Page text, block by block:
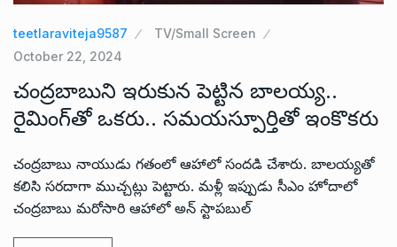
teetlaraviteja9587
TV/Small Screen
October 22, 2024
చంద్రబాబుని ఇరుకున పెట్టిన బాలయ్య..
రైమింగ్‌తో ఒకరు.. సమయస్పూర్తితో ఇంకొకరు
చంద్రబాబు నాయుడు గతంలో ఆహాలో సందడి చేశారు. బాలయ్యతో
కలిసి సరదాగా ముచ్చట్లు పెట్టారు. మళ్లీ ఇప్పుడు సీఎం హోదాలో
చంద్రబాబు మరోసారి ఆహాలో అన్ స్టాపబుల్